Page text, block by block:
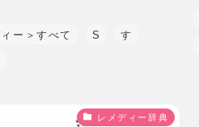
ー＞すべて S す
レメディー辞典